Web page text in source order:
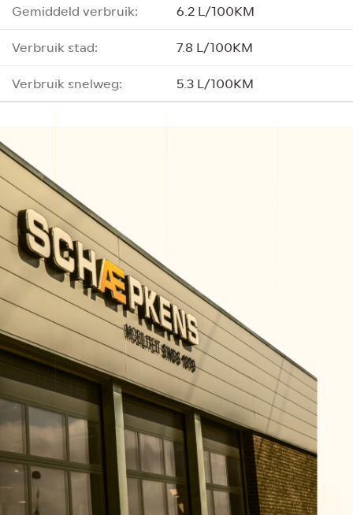
Gemiddeld verbruik:
6.2 L/100KM
Verbruik stad:
7.8 L/100KM
Verbruik snelweg:
5.3 L/100KM